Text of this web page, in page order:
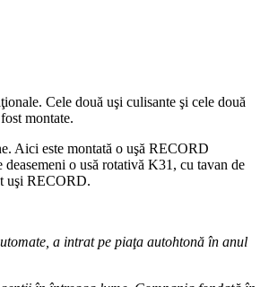
Cele două uşi culisante şi cele două
montate.
Aici este montată o uşă RECORD
o usă rotativă K31, cu tavan de
uşi RECORD.
a intrat pe piaţa autohtonă în anul